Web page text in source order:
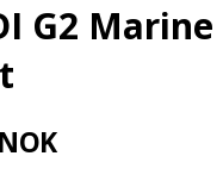
G2